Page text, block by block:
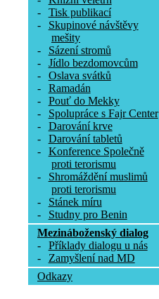
-
Tisk publikací
-
Skupinové návštěvy
mešity
-
Sázení stromů
-
Jídlo bezdomovcům
-
Oslava svátků
-
Ramadán
-
Pouť do Mekky
-
Spolupráce s Fajr Center
-
Darování krve
-
Darování tabletů
-
Konference Společně
proti terorismu
-
Shromáždění muslimů
proti terorismu
-
Stánek míru
-
Studny pro Benin
Mezináboženský dialog
-
Příklady dialogu u nás
-
Zamyšlení nad MD
Odkazy